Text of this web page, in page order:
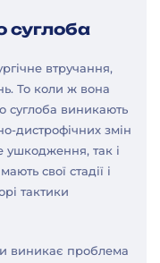
суглоба
втручання,
То коли ж вона
суглоба виникають
дистрофічних змін
ушкодження, так і
свої стадії і
тактики
виникає проблема